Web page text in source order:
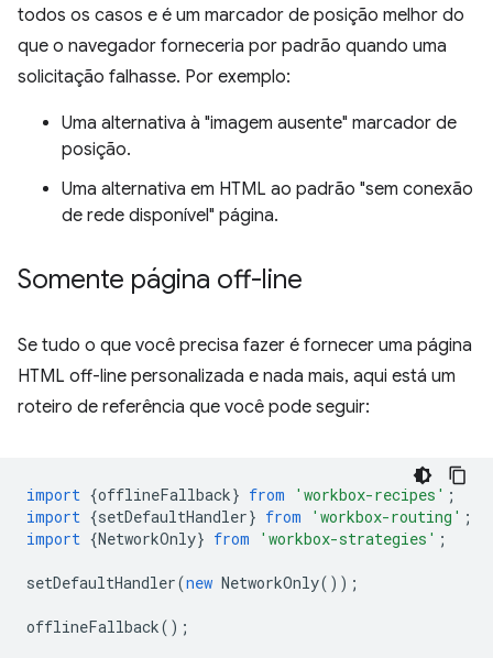
todos os casos e é um marcador de posição melhor do
que o navegador forneceria por padrão quando uma
solicitação falhasse. Por exemplo:
Uma alternativa à "imagem ausente" marcador de
posição.
Uma alternativa em HTML ao padrão "sem conexão
de rede disponível" página.
Somente página off-line
Se tudo o que você precisa fazer é fornecer uma página
HTML off-line personalizada e nada mais, aqui está um
roteiro de referência que você pode seguir:
import {offlineFallback} from 'workbox-recipes' ;
import {setDefaultHandler} from 'workbox-routing' ;
import {NetworkOnly} from 'workbox-strategies' ;
setDefaultHandler(new NetworkOnly());
offlineFallback();